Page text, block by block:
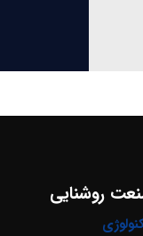
روشنایی